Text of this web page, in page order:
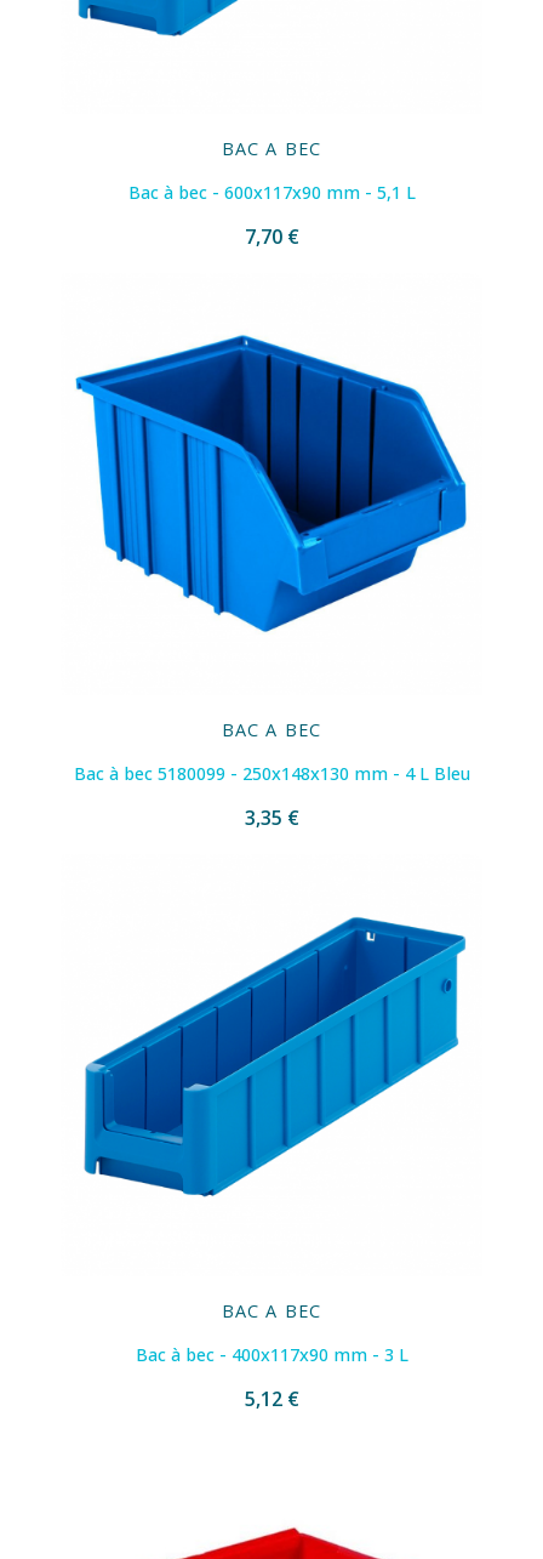
BAC A BEC
Bac à bec - 600x117x90 mm - 5,1 L
7,70 €
BAC A BEC
Bac à bec 5180099 - 250x148x130 mm - 4 L Bleu
3,35 €
BAC A BEC
Bac à bec - 400x117x90 mm - 3 L
5,12 €